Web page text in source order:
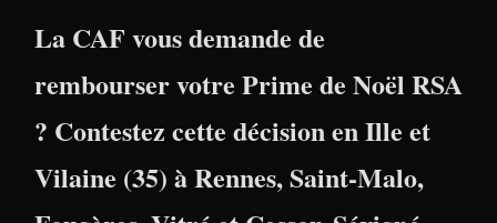
La CAF vous demande de
rembourser votre Prime de Noël RSA
? Contestez cette décision enIlle et
Vilaine (35) àRennes,Saint-Malo,